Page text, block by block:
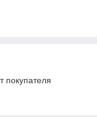
покупателя